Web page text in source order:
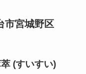
市宮城野区
(すいすい)